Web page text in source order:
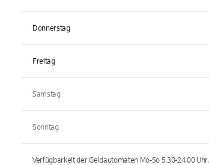
Donnerstag
Freitag
Samstag
Sonntag
Verfügbarkeit der Geldautomaten Mo-So 5.30-24.00Uhr.